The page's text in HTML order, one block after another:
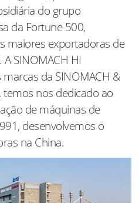
do grupo
da Fortune 500,
maiores exportadoras de
SINOMACH HI
da SINOMACH &
temos nos dedicado ao
de máquinas de
desenvolvemos o
na China.